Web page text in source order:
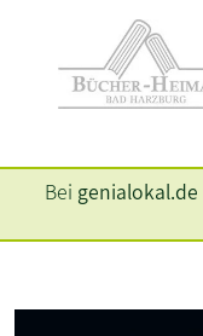
Bei genialokal.de